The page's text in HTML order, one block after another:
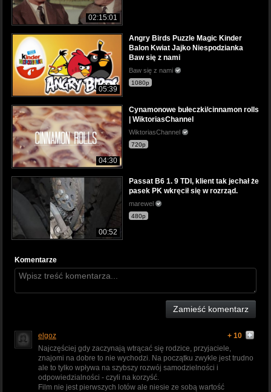
02:15:01
05:39
Angry Birds Puzzle Magic Kinder
Balon Kwiat Jajko Niespodzianka
Baw się z nami
Baw się z nami
1080p
04:30
Cynamonowe bułeczki/cinnamon rolls
| WiktoriasChannel
WiktoriasChannel
720p
00:52
Passat B6 1. 9 TDI, klient tak jechał że
pasek PK wkręcił się w rozrząd.
marewel
480p
Komentarze
Zamieść komentarz
elgoz
+ 10
Najczęściej gdy zaczynają wtrącać się rodzice, przyjaciele,
znajomi na dobre to nie wychodzi. Na początku zwykle jest trudno
ale to tylko wpływa na szybszy rozwój samodzielności i
odpowiedzialności - czyli na korzyść.
Film nie jest pierwszych lotów ale niesie ze sobą wartość